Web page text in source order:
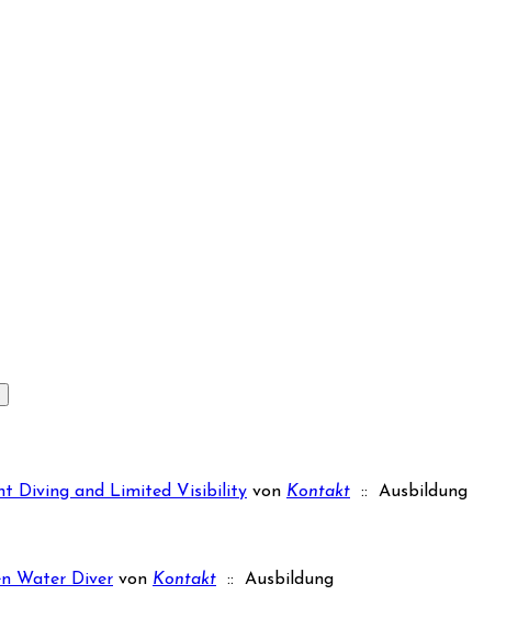
Diving and Limited Visibility von Kontakt :: Ausbildung
Water Diver von Kontakt :: Ausbildung